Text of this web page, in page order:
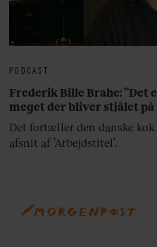
PODCAST
Frederik Bille Brahe: ”Det
meget der bliver stjålet
Det fortæller den danske
afsnit af ’Arbejdstitel’.